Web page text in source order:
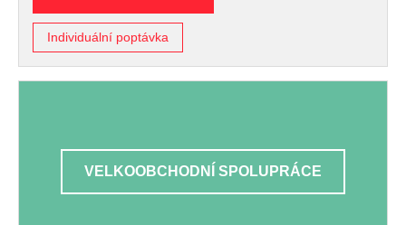
Individuální poptávka
VELKOOBCHODNÍ SPOLUPRÁCE